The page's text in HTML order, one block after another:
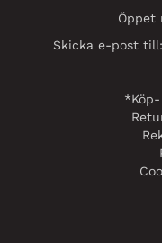
Öppet
Skicka e-post till: